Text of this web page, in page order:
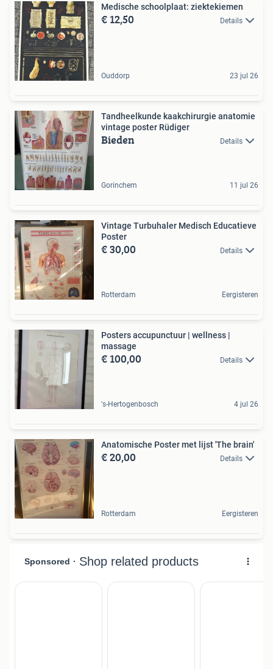
Medische schoolplaat: ziektekiemen
€ 12,50 Details
Ouddorp 23 jul 26
Tandheelkunde kaakchirurgie anatomie
vintage poster Rüdiger
Bieden Details
Gorinchem 11 jul 26
Vintage Turbuhaler Medisch Educatieve
Poster
€ 30,00 Details
Rotterdam Eergisteren
Posters accupunctuur | wellness |
massage
€ 100,00 Details
's-Hertogenbosch 4 jul 26
Anatomische Poster met lijst 'The brain'
€ 20,00 Details
Rotterdam Eergisteren